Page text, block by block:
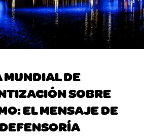
MUNDIAL DE
SOBRE
EL MENSAJE DE